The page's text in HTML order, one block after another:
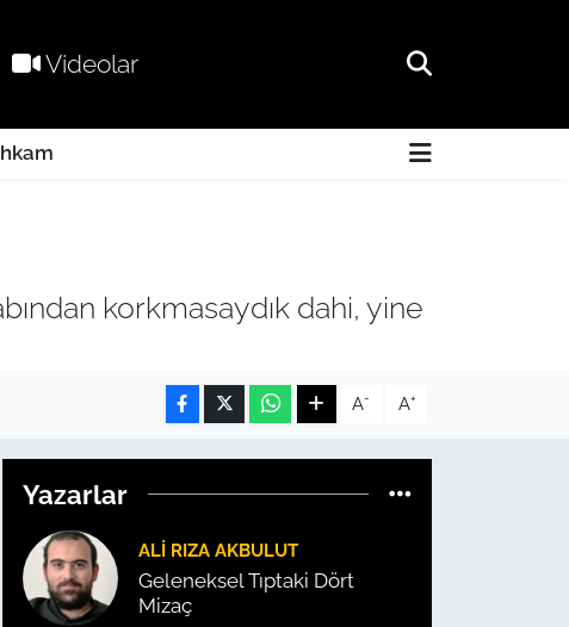
Videolar
korkmasaydık dahi, yine
A- A+
Yazarlar
ALI RIZA AKBULUT
Geleneksel Tıptaki Dört
Mizaç